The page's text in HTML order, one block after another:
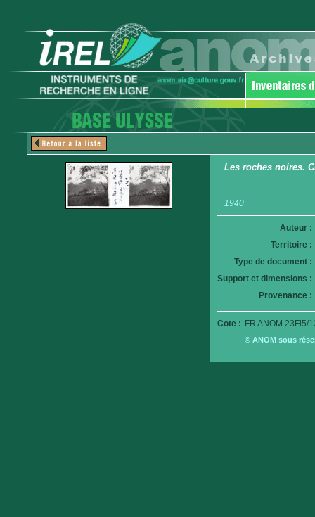
Les roches noires.
1940
Auteur :
Territoire :
Type de document :
Support et dimensions :
Provenance :
Cote : FR ANOM 23Fi5/
© ANOM sous